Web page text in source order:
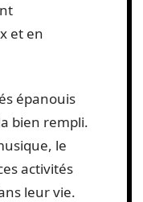
et en
épanouis
bien rempli.
le
activités
leur vie.